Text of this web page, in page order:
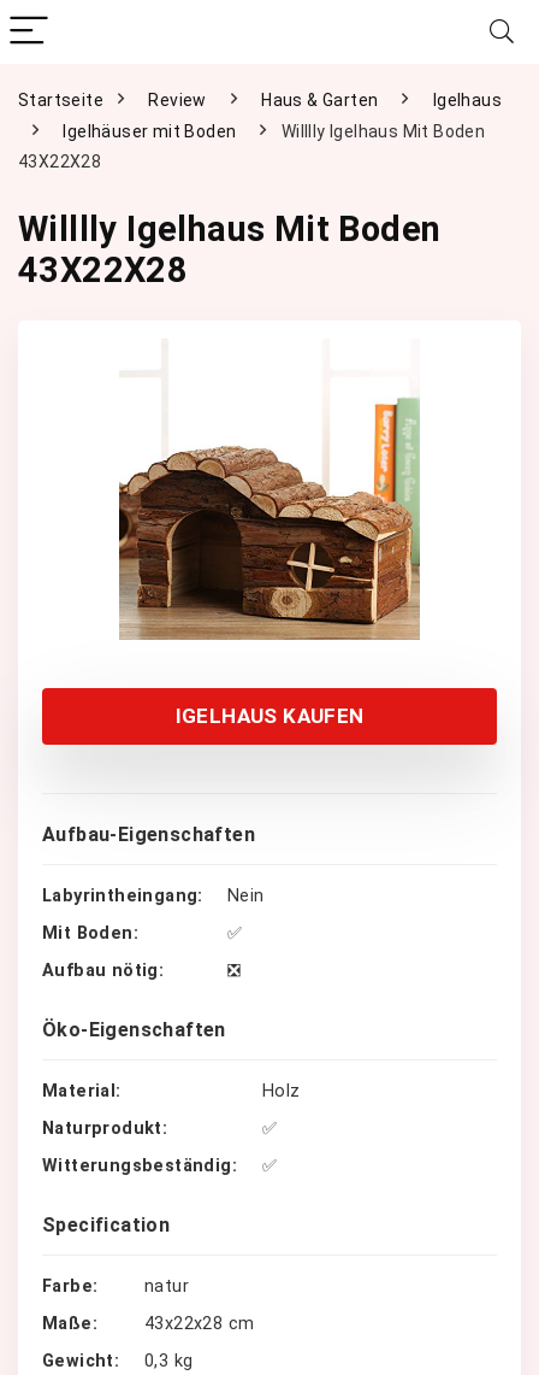
Startseite Review Haus & Garten
Igelhaus
Igelhäuser mit Boden
Willlly Igelhaus Mit Boden
43X22X28
Willlly Igelhaus Mit Boden
43X22X28
IGELHAUS KAUFEN
Aufbau-Eigenschaften
Labyrintheingang
Nein
Mit Boden
✅
Aufbau nötig
❎
Öko-Eigenschaften
Material
Holz
Naturprodukt
✅
Witterungsbeständig
✅
Specification
Farbe
natur
Maße
43x22x28 cm
Gewicht
0,3 kg